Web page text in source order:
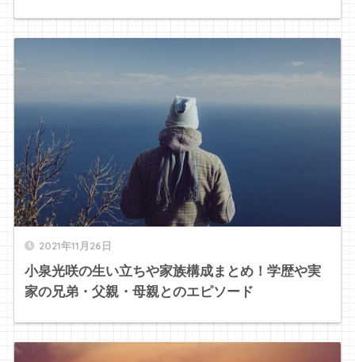
2021年11月26日
小泉光咲の生い立ちや家族構成まとめ！学歴や実
家の兄弟・父親・母親とのエピソード